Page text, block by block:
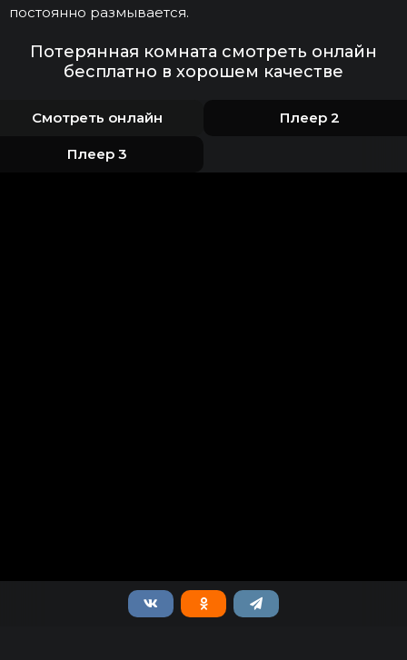
постоянно размывается.
Потерянная комната смотреть онлайн
бесплатно в хорошем качестве
Смотреть онлайн Плеер 2
Плеер 3